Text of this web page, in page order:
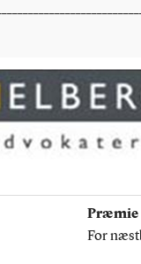
Præmie
For